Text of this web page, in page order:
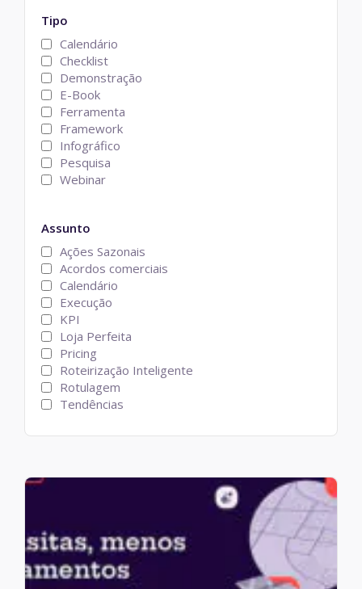
Tipo
Calendário
Checklist
Demonstração
E-Book
Ferramenta
Framework
Infográfico
Pesquisa
Webinar
Assunto
Ações Sazonais
Acordos comerciais
Calendário
Execução
KPI
Loja Perfeita
Pricing
Roteirização Inteligente
Rotulagem
Tendências